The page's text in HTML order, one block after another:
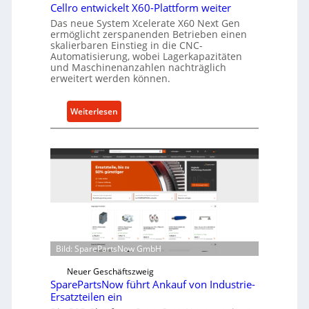
s
t
s
c
u
t
z
f
ü
r
i
n
i
r
k
t
Cellro entwickelt X60-Plattform weiter
Das neue System Xcelerate X60 Next Gen
ermöglicht zerspanenden Betrieben einen
skalierbaren Einstieg in die CNC-
Automatisierung, wobei Lagerkapazitäten
und Maschinenanzahlen nachträglich
erweitert werden können.
Weiterlesen:
C
l
l
n
t
w
i
c
k
Bild: SparePartsNow GmbH
Neuer Geschäftszweig
SparePartsNow führt Ankauf von Industrie-
Ersatzteilen ein